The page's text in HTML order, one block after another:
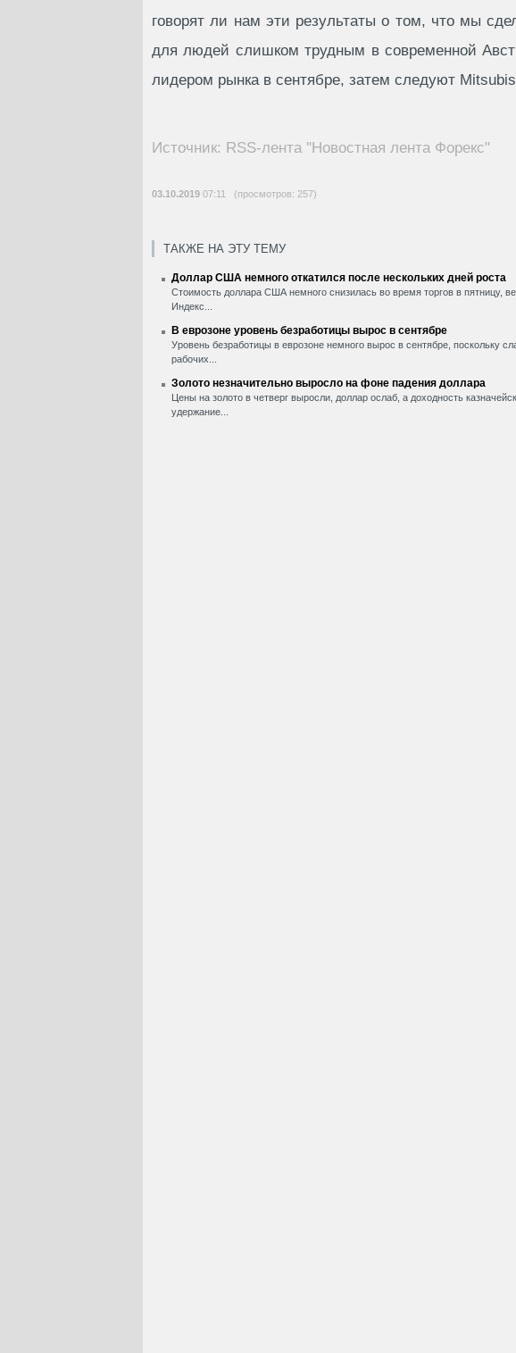
говорят ли нам эти результаты о том, что мы
для людей слишком трудным в современной
лидером рынка в сентябре, затем следуют
Источник: RSS-лента "Новостная лента Форекс"
03.10.2019 07:11 (просмотров: 257)
ТАКЖЕ НА ЭТУ ТЕМУ
Доллар США немного откатился после нескольких дней роста
Стоимость доллара США немного снизилась во время торгов в пятницу,
Индекс...
В еврозоне уровень безработицы вырос в сентябре
Уровень безработицы в еврозоне немного вырос в сентябре, поскольку
рабочих...
Золото незначительно выросло на фоне падения доллара
Цены на золото в четверг выросли, доллар ослаб, а доходность
удержание...